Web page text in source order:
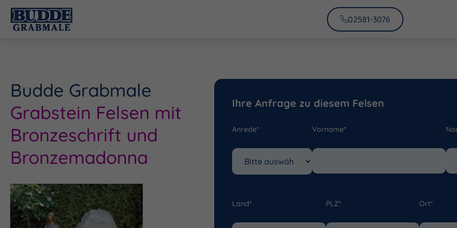
02581-3076
Budde Grabmale
Grabstein Felsen mit
Bronzeschrift und
Bronzemadonna
Ihre Anfrage zu diesem Felsen
Anrede* Vorname*
Land* PLZ* Ort*